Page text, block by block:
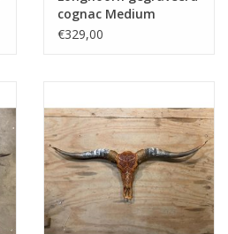
cognac Medium
€329,00